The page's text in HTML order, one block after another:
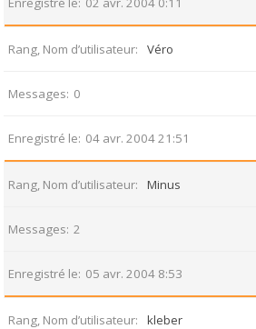
Rang, Nom d’utilisateur Véro
Messages 0
Enregistré le 04 avr. 2004 21:51
Rang, Nom d’utilisateur Minus
Messages 2
Enregistré le 05 avr. 2004 8:53
Rang, Nom d’utilisateur kleber